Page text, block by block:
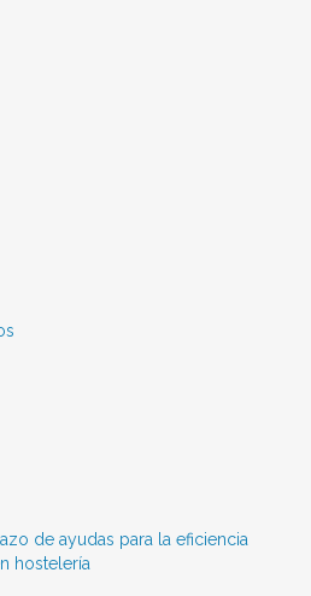
de ayudas para la eficiencia
hostelería